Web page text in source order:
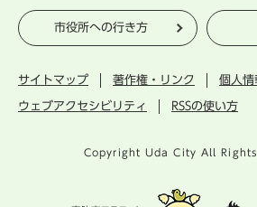
市役所への行き方
サイトマップ 著作権・リンク 個人情
ウェブアクセシビリティ RSSの使い方
Copyright Uda City All